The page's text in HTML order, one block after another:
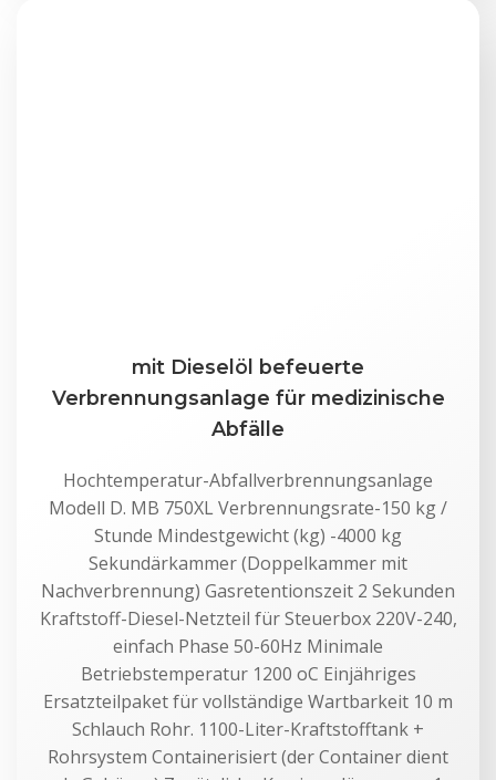
mit Dieselöl befeuerte
Verbrennungsanlage für medizinische
Abfälle
Hochtemperatur-Abfallverbrennungsanlage
Modell D. MB 750XL Verbrennungsrate-150 kg /
Stunde Mindestgewicht (kg) -4000 kg
Sekundärkammer (Doppelkammer mit
Nachverbrennung) Gasretentionszeit 2 Sekunden
Kraftstoff-Diesel-Netzteil für Steuerbox 220V-240,
einfach Phase 50-60Hz Minimale
Betriebstemperatur 1200 oC Einjähriges
Ersatzteilpaket für vollständige Wartbarkeit 10 m
Schlauch Rohr. 1100-Liter-Kraftstofftank +
Rohrsystem Containerisiert (der Container dient